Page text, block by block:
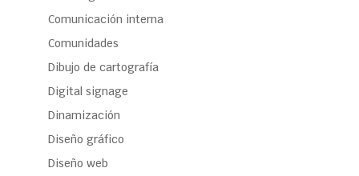
Comunicación interna
Comunidades
Dibujo de cartografía
Digital signage
Dinamización
Diseño gráfico
Diseño web